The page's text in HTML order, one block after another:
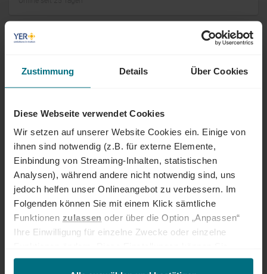
Zustimmung Details Über Cookies
Diese Webseite verwendet Cookies
Wir setzen auf unserer Website Cookies ein. Einige von
ihnen sind notwendig (z.B. für externe Elemente,
Einbindung von Streaming-Inhalten, statistischen
Analysen), während andere nicht notwendig sind, uns
jedoch helfen unser Onlineangebot zu verbessern. Im
Folgenden können Sie mit einem Klick sämtliche
Funktionen zulassen oder über die Option „Anpassen“
Ihre Einwilligung für einzelne Zwecke oder einzelne
jederzeit über unserenCookie-Hinweisaufrufen
Full Stack Software Engineer (m/w/d)
Arbeitnehmerüberlassung Professional
München
Online seit 25 Tagen
Teamassistenz (m/w/d)
Arbeitnehmerüberlassung Professional
München
Online seit 25 Tagen
IT-Servicetechniker (m/w/d)
Arbeitnehmerüberlassung
München
Online seit 25 Tagen